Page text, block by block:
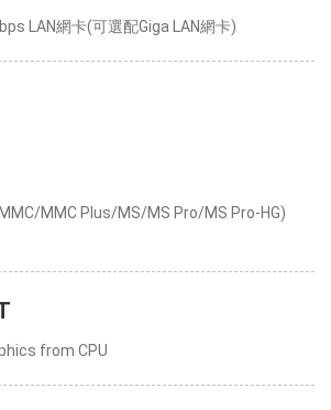
LAN網卡(可選配Giga LAN網卡)
MMC Plus/MS/MS Pro/MS Pro-HG)
from CPU